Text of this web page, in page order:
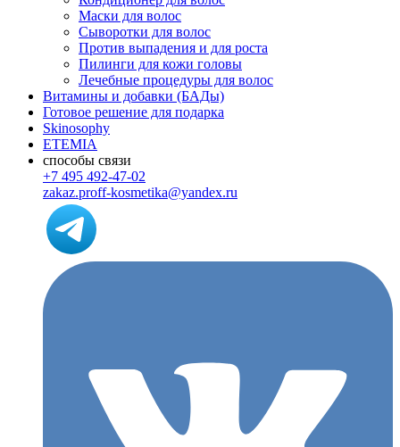
Маски для волос
Сыворотки для волос
Против выпадения и для роста
Пилинги для кожи головы
Лечебные процедуры для волос
Витамины и добавки (БАДы)
Готовое решение для подарка
Skinosophy
ETEMIA
способы связи
+7 495 492-47-02
zakaz.proff-kosmetika@yandex.ru